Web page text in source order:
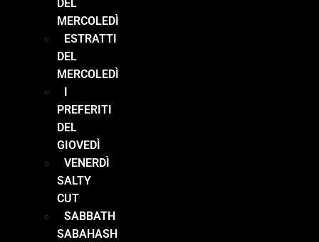
DEL
MERCOLEDÌ
ESTRATTI
DEL
MERCOLEDÌ
I
PREFERITI
DEL
GIOVEDÌ
VENERDÌ
SALTY
CUT
SABBATH
SABAHASH